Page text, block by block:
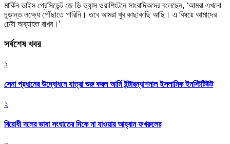
মার্কিন ভাইস প্রেসিডেন্ট জে ডি ভ্যান্স ওয়াশিংটনে সাংবাদিকদের বলেছেন, ‘আমরা এখনো
চূড়ান্ত লক্ষ্যে পৌঁছাতে পারিনি। তবে আমরা খুব কাছাকাছি আছি। এ বিষয়ে আমাদের
চেষ্টা অব্যাহত রাখব।’
সর্বশেষ খবর
১
সেনা প্রধানের উদ্বোধনে যাত্রা শুরু করল আর্মি ইন্টারন্যাশনাল ইসলামিক ইনস্টিটিউট
২
বিরোধী দলের ভাষা সংঘাতের দিকে না যাওয়ার আহ্বান ফখরুলের